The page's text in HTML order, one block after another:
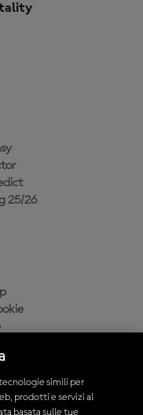
25/26
simili per
prodotti e servizi al
basata sulle tue